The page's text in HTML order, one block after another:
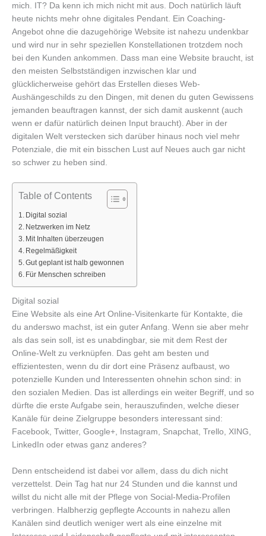
mich. IT? Da kenn ich mich nicht mit aus. Doch natürlich läuft
heute nichts mehr ohne digitales Pendant. Ein Coaching-
Angebot ohne die dazugehörige Website ist nahezu undenkbar
und wird nur in sehr speziellen Konstellationen trotzdem noch
bei den Kunden ankommen. Dass man eine Website braucht, ist
den meisten Selbstständigen inzwischen klar und
glücklicherweise gehört das Erstellen dieses Web-
Aushängeschilds zu den Dingen, mit denen du guten Gewissens
jemanden beauftragen kannst, der sich damit auskennt (auch
wenn er dafür natürlich deinen Input braucht). Aber in der
digitalen Welt verstecken sich darüber hinaus noch viel mehr
Potenziale, die mit ein bisschen Lust auf Neues auch gar nicht
so schwer zu heben sind.
Table of Contents
Digital sozial
Netzwerken im Netz
Mit Inhalten überzeugen
Regelmäßigkeit
Gut geplant ist halb gewonnen
Für Menschen schreiben
Digital sozial
Eine Website als eine Art Online-Visitenkarte für Kontakte, die
du anderswo machst, ist ein guter Anfang. Wenn sie aber mehr
als das sein soll, ist es unabdingbar, sie mit dem Rest der
Online-Welt zu verknüpfen. Das geht am besten und
effizientesten, wenn du dir dort eine Präsenz aufbaust, wo
potenzielle Kunden und Interessenten ohnehin schon sind: in
den sozialen Medien. Das ist allerdings ein weiter Begriff, und so
dürfte die erste Aufgabe sein, herauszufinden, welche dieser
Kanäle für deine Zielgruppe besonders interessant sind:
Facebook, Twitter, Google+, Instagram, Snapchat, Trello, XING,
LinkedIn oder etwas ganz anderes?
Denn entscheidend ist dabei vor allem, dass du dich nicht
verzettelst. Dein Tag hat nur 24 Stunden und die kannst und
willst du nicht alle mit der Pflege von Social-Media-Profilen
verbringen. Halbherzig gepflegte Accounts in nahezu allen
Kanälen sind deutlich weniger wert als eine einzelne mit